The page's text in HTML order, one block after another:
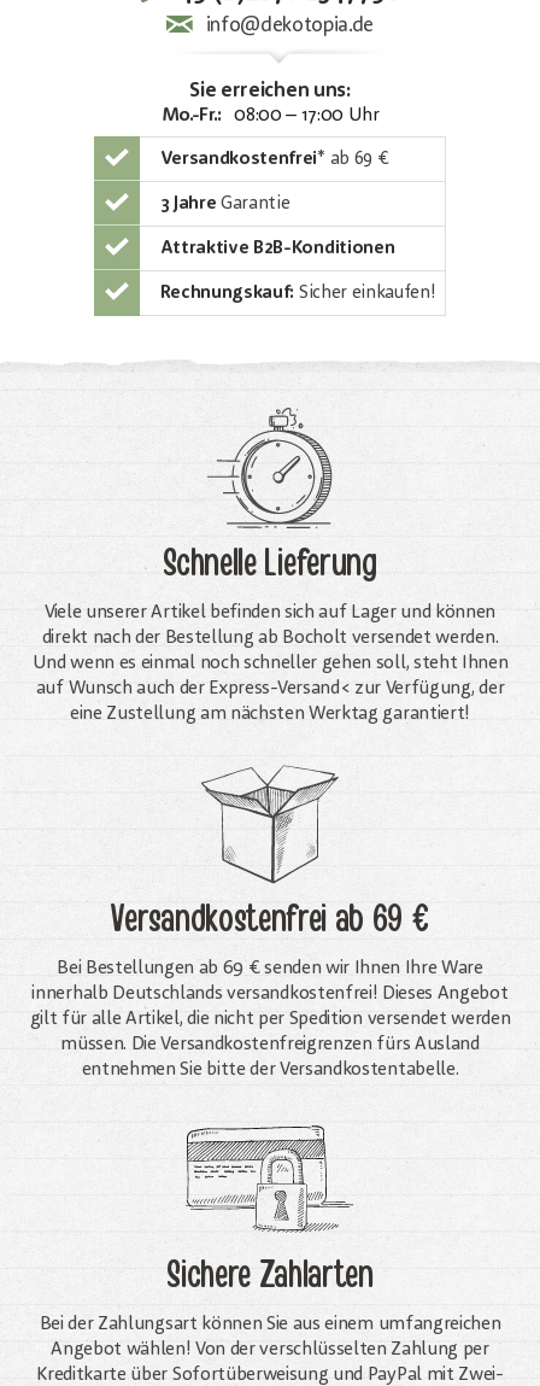
info@dekotopia.de
Sie erreichen uns:
Mo.-Fr.: 08:00 – 17:00 Uhr
Versandkostenfrei* ab 69 €
3 Jahre Garantie
Attraktive B2B-Konditionen
Rechnungskauf: Sicher einkaufen!
Schnelle Lieferung
Viele unserer Artikel befinden sich auf Lager und können
direkt nach der Bestellung ab Bocholt versendet werden.
Und wenn es einmal noch schneller gehen soll, steht Ihnen
auf Wunsch auch der Express-Versand< zur Verfügung, der
eine Zustellung am nächsten Werktag garantiert!
Versandkostenfreiab 69 €
Bei Bestellungen ab 69 € senden wir Ihnen Ihre Ware
innerhalb Deutschlands versandkostenfrei! Dieses Angebot
gilt für alle Artikel, die nicht per Spedition versendet werden
müssen. Die Versandkosten­freigrenzen fürs Ausland
entnehmen Sie bitte der Versandkostentabelle.
Sichere Zahlarten
Bei der Zahlungsart können Sie aus einem umfangreichen
Angebot wählen! Von der verschlüsselten Zahlung per
Kreditkarte über Sofortüberweisung und PayPal mit Zwei-